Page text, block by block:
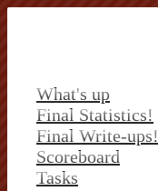
What's up
Final Statistics!
Final Write-ups!
Scoreboard
Tasks